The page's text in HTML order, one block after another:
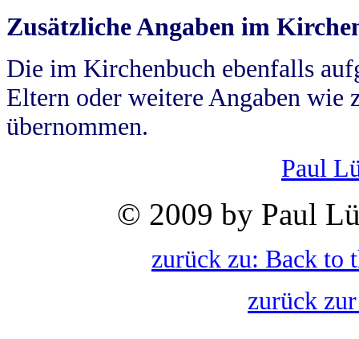
Zusätzliche Angaben im
Die im Kirchenbuch ebenfalls
Eltern oder weitere Angaben wie
übernommen.
Paul
© 2009 by Paul
zurück zu: Back to
zurück